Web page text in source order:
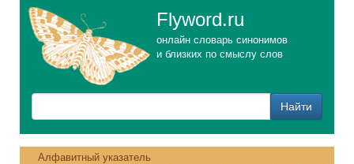
Flyword.ru
онлайн словарь синонимов
и близких по смыслу слов
Алфавитный указатель